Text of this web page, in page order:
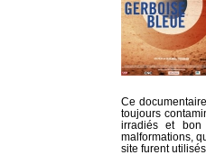
Ce
toujours
irradiés et
malformations,
site furent